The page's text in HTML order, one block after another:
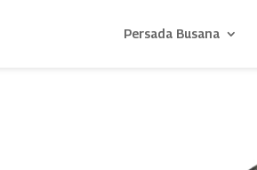
Persada Busana